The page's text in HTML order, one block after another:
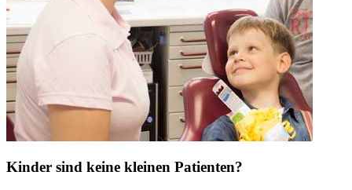
Kinder sind keine kleinen Patienten?